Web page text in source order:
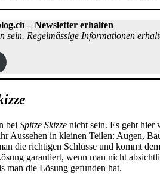
– Newsletter erhalten
sein. Regelmässige Informationen
bei Spitze Skizze nicht sein. Es geht hier
Aussehen in kleinen Teilen: Augen,
die richtigen Schlüsse und kommt
garantiert, wenn man nicht
man die Lösung gefunden hat.